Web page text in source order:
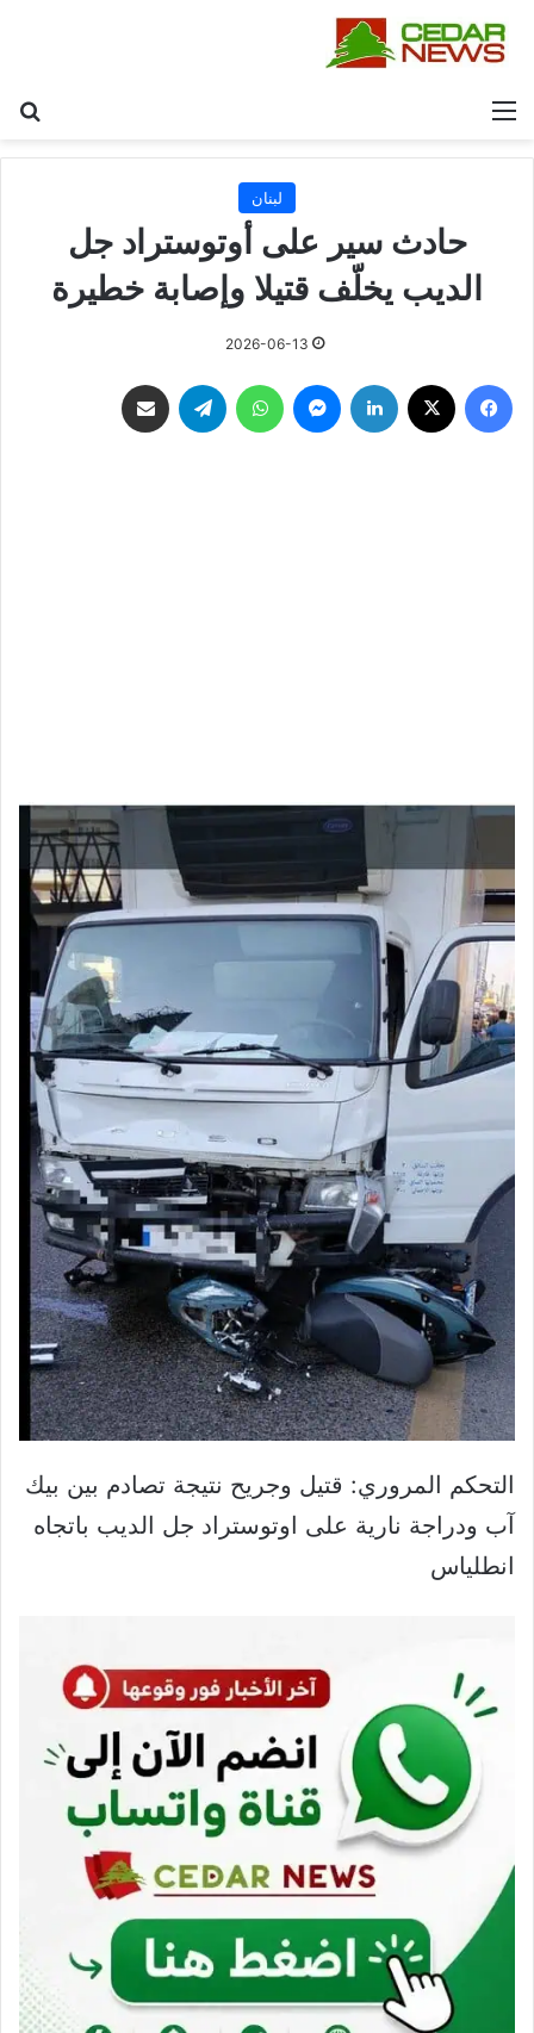
القائمة
لبنان
حادث سير على أوتوستراد جل
الديب يخلّف قتيلا وإصابة خطيرة
2026-06-13
فيسبوك لينكدإن ماسنجر واتساب تيلقرام
التحكم المروري: قتيل وجريح نتيجة تصادم بين بيك
آب ودراجة نارية على اوتوستراد ⁧‫جل الديب‬⁩ باتجاه
⁧‫انطلياس